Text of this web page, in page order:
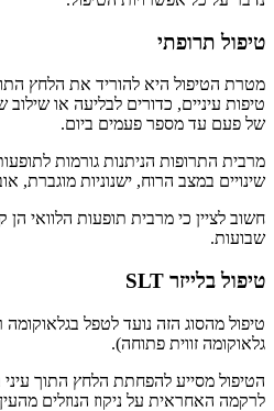
טיפול תרופתי
מטרת הטיפול היא להוריד את הלחץ
טיפות עיניים, כדורים לבליעה או
של פעם עד מספר פעמים ביום.
מרבית התרופות הניתנות גורמות
שינויים במצב הרוח, ישנוניות מוגברת,
חשוב לציין כי מרבית תופעות הלוואי
שבועות.
טיפול בלייזר SLT
טיפול מהסוג הזה נועד לטפל
גלאוקומה זווית פתוחה).
הטיפול מסייע להפחתת הלחץ התוך עיני
לרקמה האחראית על ניקוז הנוזלים